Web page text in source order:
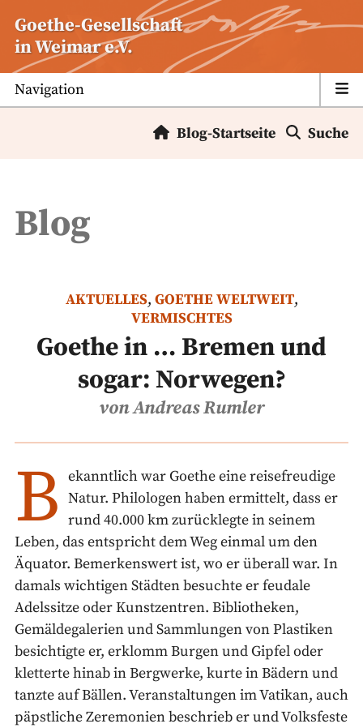
Inhalt
springen
Goethe-Gesellschaft
in Weimar e.V.
Navigation
Blog-Startseite Suche
Blog
AKTUELLES, GOETHE WELTWEIT,
VERMISCHTES
Goethe in … Bremen und
sogar: Norwegen?
von Andreas Rumler
B ekanntlich war Goethe eine reisefreudige
Natur. Philologen haben ermittelt, dass er
rund 40.000 km zurücklegte in seinem
Leben, das entspricht dem Weg einmal um den
Äquator. Bemerkenswert ist, wo er überall war. In
damals wichtigen Städten besuchte er feudale
Adelssitze oder Kunstzentren. Bibliotheken,
Gemäldegalerien und Sammlungen von Plastiken
besichtigte er, erklomm Burgen und Gipfel oder
kletterte hinab in Bergwerke, kurte in Bädern und
tanzte auf Bällen. Veranstaltungen im Vatikan, auch
päpstliche Zeremonien beschrieb er und Volksfeste